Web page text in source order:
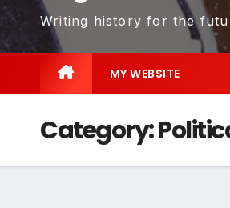
Writing history for the
MY WEBSITE
Category: